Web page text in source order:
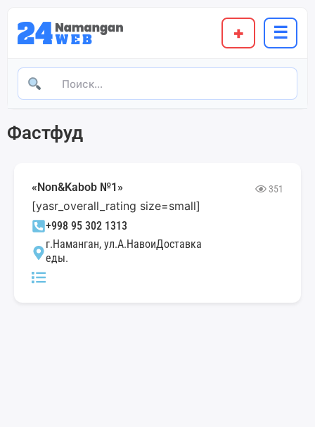
+ ☰
Фастфуд
«Non&Kabob №1» 351
[yasr_overall_rating size=small]
+998 95 302 1313
г.Наманган, ул.А.НавоиДоставка
еды.